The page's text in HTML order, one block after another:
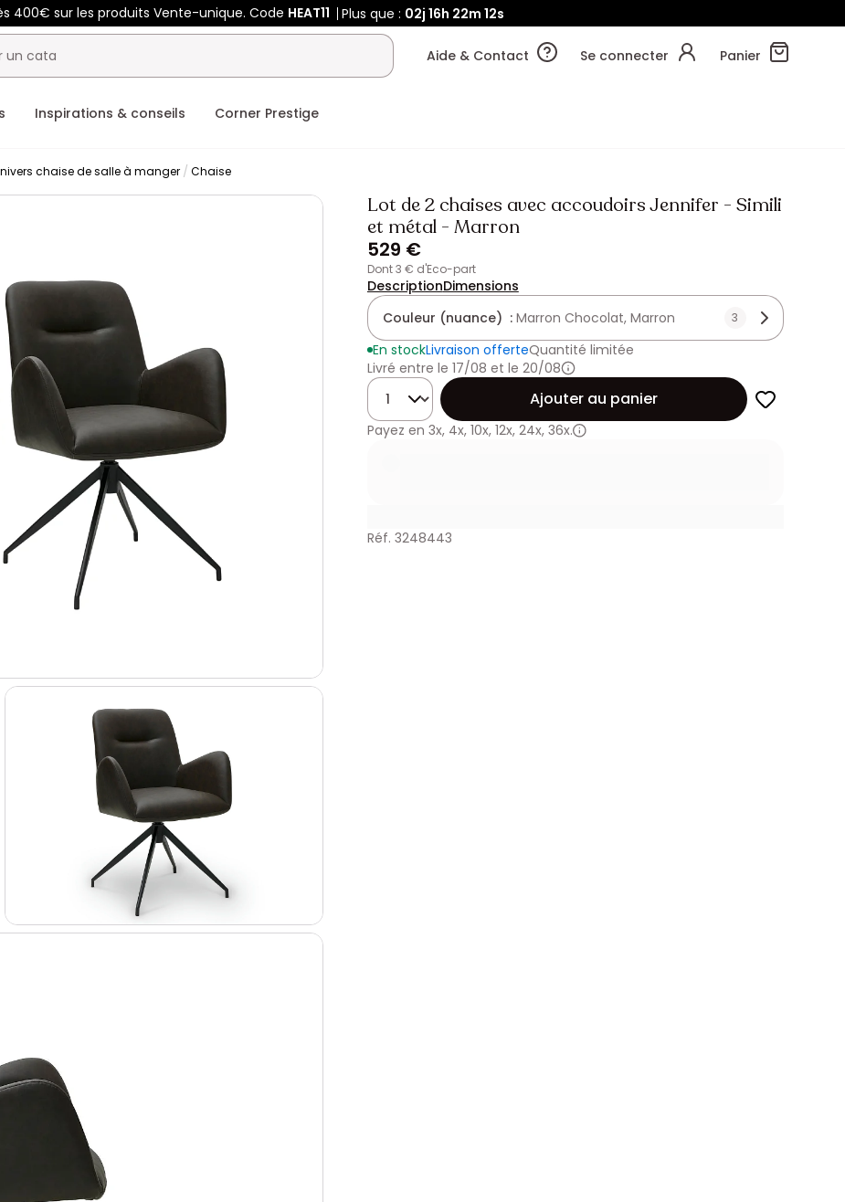
400€ sur les produits Vente-unique. Code HEAT11 Plus que : 02j 16h 22m 10s
Aide & Contact Se connecter Panier
Inspirations & conseils Corner Prestige
chaise de salle à manger Chaise
Lot de 2 chaises avec accoudoirs Jennifer - Simili
et métal - Marron
529 €
dont 3 € d'Eco-part
DescriptionDimensions
Couleur (nuance) : Marron Chocolat, Marron 3
En stockLivraison offerteQuantité limitée
Livré entre le 17/08 et le 20/08
Quantité
Ajouter au panier
Payez en 3x, 4x, 10x, 12x, 24x, 36x.
Réf. 3248443